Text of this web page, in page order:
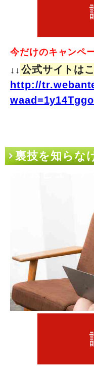
今だけのキャンペ
↓↓ 公式サイトは
http://
裏技を知らな
スリムビュー